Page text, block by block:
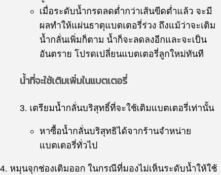
เมื่อระดับน้ำกรดลดต่ำกว่าเส้นขีดต่ำแล้ว จะมี
ผลทำให้แผ่นธาตุแบตเตอรี่ร่วง ถึงแม้ว่าจะเติม
น้ำกลั่นเพิ่มก็ตาม น้ำก็จะลดลงอีกและจะเป็น
อันตราย โปรดเปลี่ยนแบตเตอรี่ลูกใหม่ทันที
น้ำที่จะใช้เติมเพิ่มในแบตเตอรี่
3. เตรียมน้ำกลั่นบริสุทธิ์ที่จะใช้เติมแบตเตอรี่เท่านั้น
หาซื้อน้ำกลั่นบริสุทธิได้จากร้านจำหน่าย
แบตเตอรี่ทั่วไป
4. หมุนจุกช่องเติมออก ในกรณีที่มองไม่เห็นระดับน้ำให้ใช้